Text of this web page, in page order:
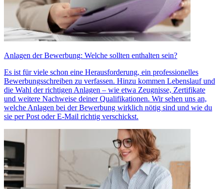
Anlagen der Bewerbung: Welche sollten enthalten sein?
Es ist für viele schon eine Herausforderung, ein professionelles
Bewerbungsschreiben zu verfassen. Hinzu kommen Lebenslauf und
die Wahl der richtigen Anlagen – wie etwa Zeugnisse, Zertifikate
und weitere Nachweise deiner Qualifikationen. Wir sehen uns an,
welche Anlagen bei der Bewerbung wirklich nötig sind und wie du
sie per Post oder E-Mail richtig verschickst.